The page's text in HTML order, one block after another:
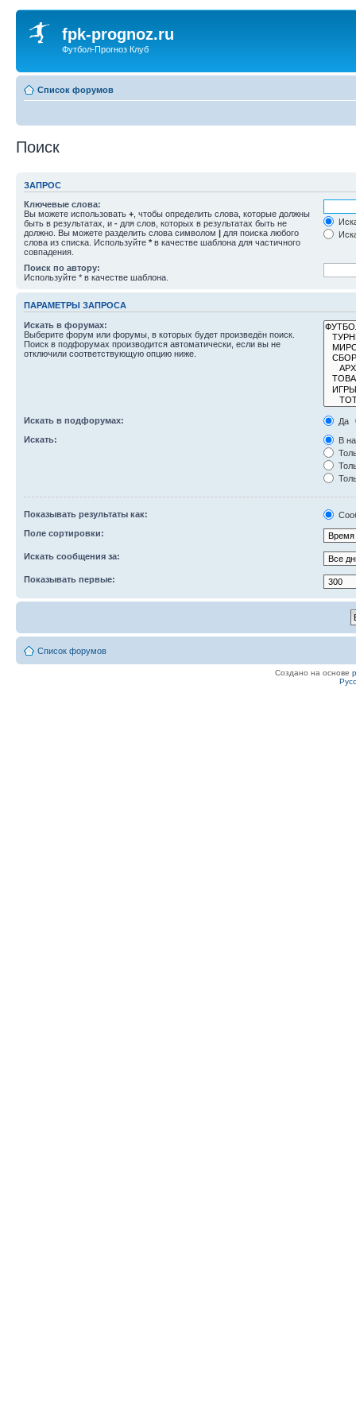
fpk-prognoz.ru
Футбол-Прогноз Клуб
Список форумов
Поиск
ЗАПРОС
Ключевые слова:
Вы можете использовать + , чтобы определить слова, которые должны
быть в результатах, и - для слов, которых в результатах быть не
должно. Вы можете разделить слова символом | для поиска любого
слова из списка. Используйте * в качестве шаблона для частичного
совпадения.
Поиск по автору:
Используйте * в качестве шаблона.
ПАРАМЕТРЫ ЗАПРОСА
Искать в форумах:
Выберите форум или форумы, в которых будет произведён поиск.
Поиск в подфорумах производится автоматически, если вы не
отключили соответствующую опцию ниже.
Искать в подфорумах:
Да
Искать:
В
Показывать результаты как:
Поле сортировки:
Искать сообщения за:
Показывать первые:
Список форумов
Создано на основе